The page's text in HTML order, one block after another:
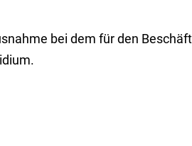
bei dem für den